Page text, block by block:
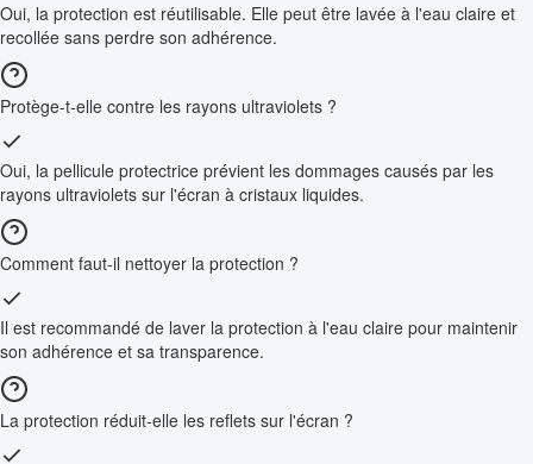
Oui, la protection est réutilisable. Elle peut être lavée à l'eau claire et
recollée sans perdre son adhérence.
Protège-t-elle contre les rayons ultraviolets ?
Oui, la pellicule protectrice prévient les dommages causés par les
rayons ultraviolets sur l'écran à cristaux liquides.
Comment faut-il nettoyer la protection ?
Il est recommandé de laver la protection à l'eau claire pour maintenir
son adhérence et sa transparence.
La protection réduit-elle les reflets sur l'écran ?